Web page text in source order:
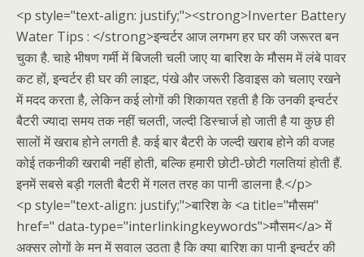
<p style="text-align: justify;"><strong>Inverter Battery
Water Tips : </strong>इन्वर्टर आज लगभग हर घर की जरूरत बन
चुका है. चाहे भीषण गर्मी में बिजली चली जाए या बारिश के मौसम में लंबे पावर
कट हों, इन्वर्टर ही घर की लाइट, पंखे और जरूरी डिवाइस को चलाए रखने
में मदद करता है, लेकिन कई लोगों की शिकायत रहती है कि उनकी इन्वर्टर
बैटरी ज्यादा समय तक नहीं चलती, जल्दी डिस्चार्ज हो जाती है या कुछ ही
सालों में खराब होने लगती है. कई बार बैटरी के जल्दी खराब होने की वजह
कोई तकनीकी खराबी नहीं होती, बल्कि हमारी छोटी-छोटी गलतियां होती हैं.
इनमें सबसे बड़ी गलती बैटरी में गलत तरह का पानी डालना है.</p>
<p style="text-align: justify;">बारिश के <a title="मौसम"
href=" data-type="interlinkingkeywords">मौसम</a> में
अक्सर लोगों के मन में सवाल उठता है कि क्या बारिश का पानी इन्वर्टर की